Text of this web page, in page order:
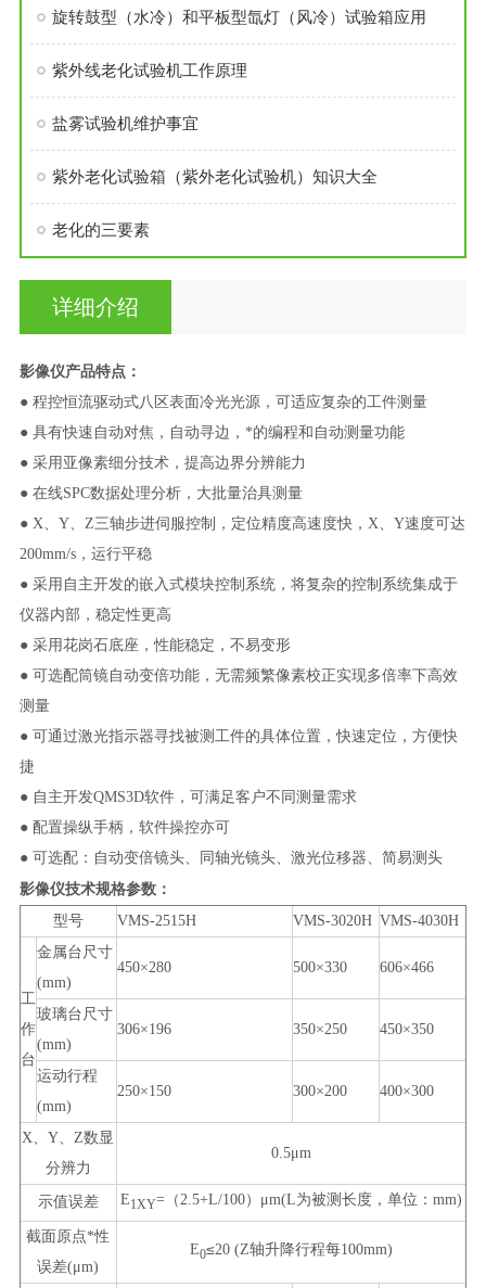
旋转鼓型（水冷）和平板型氙灯（风冷）试验箱应用
紫外线老化试验机工作原理
盐雾试验机维护事宜
紫外老化试验箱（紫外老化试验机）知识大全
老化的三要素
详细介绍
影像仪产品特点：
● 程控恒流驱动式八区表面冷光光源，可适应复杂的工件测量
● 具有快速自动对焦，自动寻边，*的编程和自动测量功能
● 采用亚像素细分技术，提高边界分辨能力
● 在线SPC数据处理分析，大批量治具测量
● X、Y、Z三轴步进伺服控制，定位精度高速度快，X、Y速度可达
200mm/s，运行平稳
● 采用自主开发的嵌入式模块控制系统，将复杂的控制系统集成于
仪器内部，稳定性更高
● 采用花岗石底座，性能稳定，不易变形
● 可选配筒镜自动变倍功能，无需频繁像素校正实现多倍率下高效
测量
● 可通过激光指示器寻找被测工件的具体位置，快速定位，方便快
捷
● 自主开发QMS3D软件，可满足客户不同测量需求
● 配置操纵手柄，软件操控亦可
● 可选配：自动变倍镜头、同轴光镜头、激光位移器、简易测头
影像仪技术规格参数：
型号
VMS-2515H VMS-3020H VMS-4030H
工
作
台
金属台尺寸
(mm)
450×280 500×330 606×466
玻璃台尺寸
(mm)
306×196 350×250 450×350
运动行程
(mm)
250×150 300×200 400×300
X 、Y Z数显
分辨力
0.5μm
示值误差 E1XY=（ 2.5+L/100） μm(L为被测长度，单位： mm)
截面原点*性
误差(μm)
E0≤20 (Z轴升降行程每100mm)